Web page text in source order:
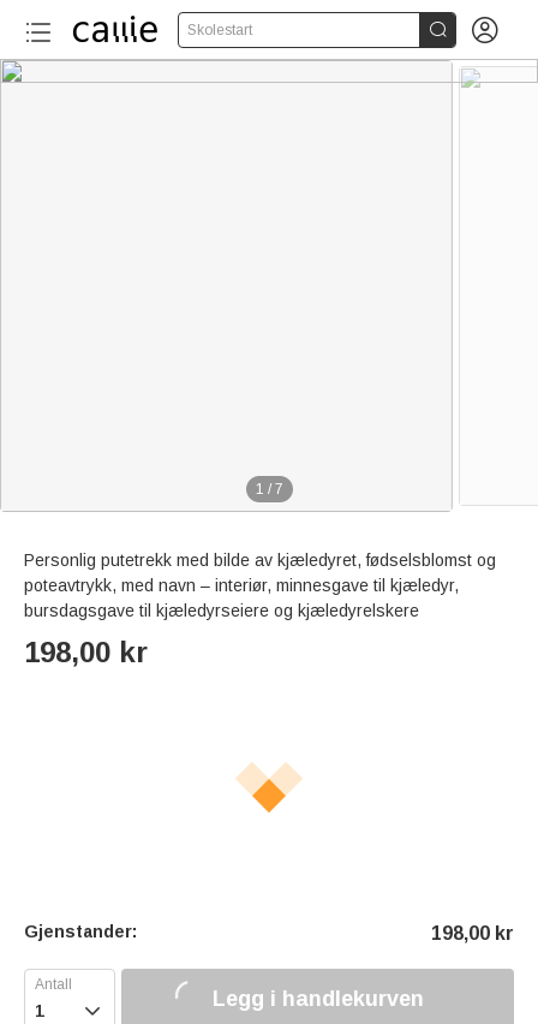
Skolestart  
1 / 7
Personlig putetrekk med bilde av kjæledyret, fødselsblomst og
poteavtrykk, med navn – interiør, minnesgave til kjæledyr,
bursdagsgave til kjæledyrseiere og kjæledyrelskere
198,00 kr
Gjenstander: 198,00 kr
 Legg i handlekurven